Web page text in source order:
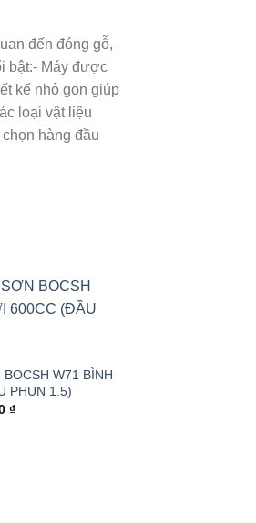
đến đóng gỗ,
bật:- Máy được
kế nhỏ gọn giúp
loại vật liệu
hàng đầu
W71 BÌNH
PHUN 1.5)
₫Giá